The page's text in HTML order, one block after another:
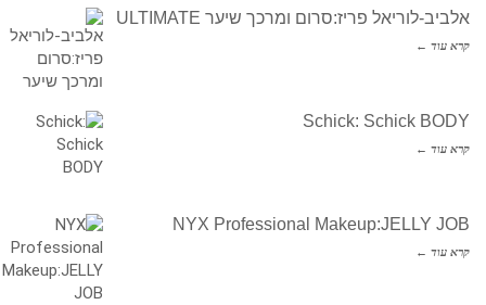
אלביב-לוריאל פריז:סרום ומרכך שיער ULTIMATE
קרא עוד ←
Schick: Schick BODY
קרא עוד ←
NYX Professional Makeup:JELLY JOB
קרא עוד ←